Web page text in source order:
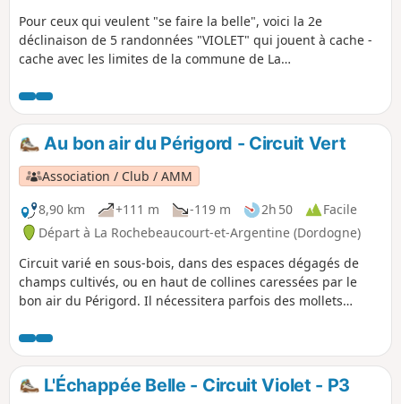
Pour ceux qui veulent "se faire la belle", voici la 2e
déclinaison de 5 randonnées "VIOLET" qui jouent à cache -
cache avec les limites de la commune de La
Promenade variée qui alterne petits hameaux, crêtes
panoramiques , sous-bois ombragés et chemin plein de
fraicheur.
Au bon air du Périgord - Circuit Vert
Association / Club / AMM
8,90 km
+111 m -119 m 2h 50
Facile
Départ à La Rochebeaucourt-et-Argentine (Dordogne)
Circuit varié en sous-bois, dans des espaces dégagés de
champs cultivés, ou en haut de collines caressées par le
bon air du Périgord. Il nécessitera parfois des mollets
aussi qui aiment la découverte, il leur suffira de "passer le
pont", petit pont de bois au-dessus de la Nizonne, et d'aller
vagabonder sur les sentiers de la commune voisine de
Combiers.
L'Échappée Belle - Circuit Violet - P3